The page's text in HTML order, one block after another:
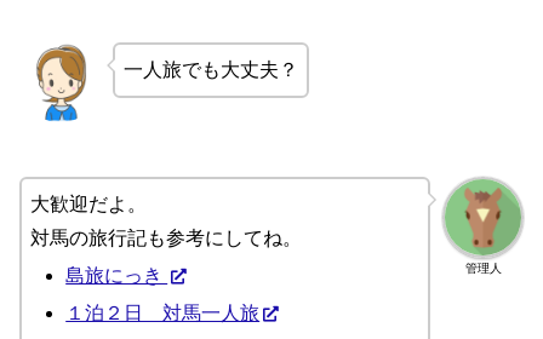
一人旅でも大丈夫？
管理人
大歓迎だよ。
対馬の旅行記も参考にしてね。
島旅にっき
１泊２日 対馬一人旅